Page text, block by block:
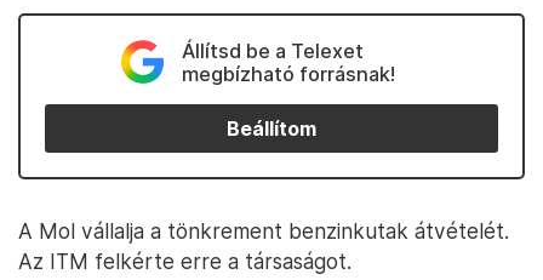
Állítsd be a Telexet
megbízható forrásnak!
Beállítom
A Mol vállalja a tönkrement benzinkutak átvételét.
Az ITM felkérte erre a társaságot.